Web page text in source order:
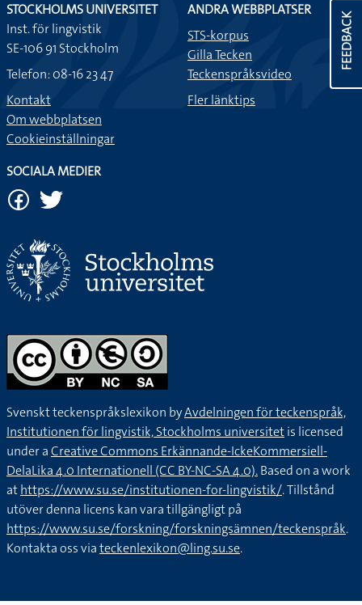
FEEDBACK
STOCKHOLMS UNIVERSITET
Inst. för lingvistik
SE-106 91 Stockholm
Telefon: 08-16 23 47
Kontakt
Om webbplatsen
Cookieinställningar
ANDRA WEBBPLATSER
STS-korpus
Gilla Tecken
Teckenspråksvideo
Fler länktips
SOCIALA MEDIER
Svenskt teckenspråkslexikon byAvdelningen för teckenspråk,
Institutionen för lingvistik, Stockholms universitetis licensed
under aCreative Commons Erkännande-IckeKommersiell-
DelaLika 4.0 Internationell (CC BY-NC-SA 4.0).Based on a work
athttps://www.su.se/institutionen-for-lingvistik/. Tillstånd
utöver denna licens kan vara tillgängligt på
https://www.su.se/forskning/forskningsämnen/teckenspråk.
Kontakta oss viateckenlexikon@ling.su.se.